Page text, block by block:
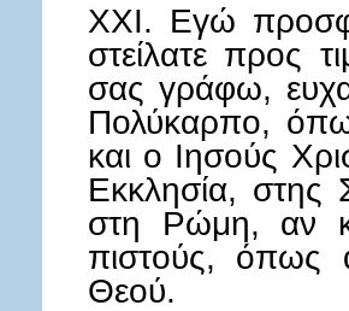
XXI. Εγώ
στείλατε προς
σας γράφω,
Πολύκαρπο,
και ο Ιησούς
Εκκλησία, στης
στη Ρώμη, αν
πιστούς, όπως
Θεού.